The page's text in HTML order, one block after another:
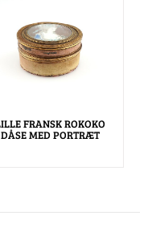
FRANSK ROKOKO
DÅSE MED PORTRÆT